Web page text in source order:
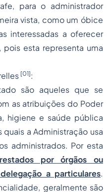
para o administrador
vista, como um óbice
interessadas a oferecer
pois esta representa uma
[01]:
são aqueles que se
as atribuições do Poder
higiene e saúde pública
a Administração usa
administrados. Por esta
por órgãos ou
a particulares.
geralmente são